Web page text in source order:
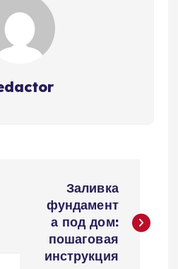
Заливка
фундамент
а под дом:
пошаговая
инструкция